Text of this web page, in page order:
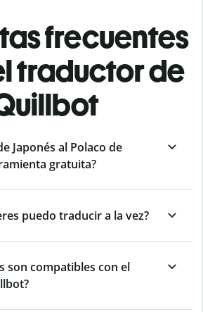
frecuentes
traductor de
Japonés al Polaco de
gratuita?
puedo traducir a la vez?
son compatibles con el